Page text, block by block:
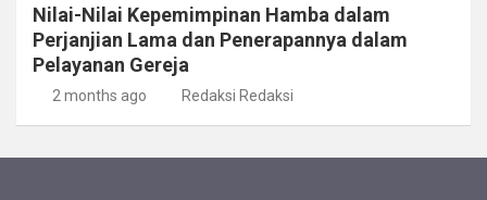
Nilai-Nilai Kepemimpinan Hamba dalam
Perjanjian Lama dan Penerapannya dalam
Pelayanan Gereja
2 months ago Redaksi Redaksi